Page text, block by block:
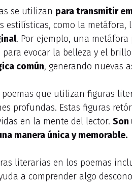
se utilizan para transmitir
estilísticas, como la
. Por ejemplo, una
para evocar la belleza y el
común, generando nuevas
que utilizan figuras
profundas. Estas figuras
en la mente del lector. Son
manera única y memorable.
literarias en los poemas
a comprender algo